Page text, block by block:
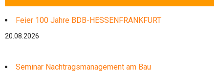
Feier 100 Jahre BDB-HESSENFRANKFURT
20.08.2026
Seminar Nachtragsmanagement am Bau